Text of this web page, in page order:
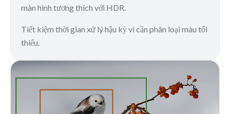
màn hình tương thích với HDR.
Tiết kiệm thời gian xử lý hậu kỳ vì cần phân loại màu tối
thiểu.